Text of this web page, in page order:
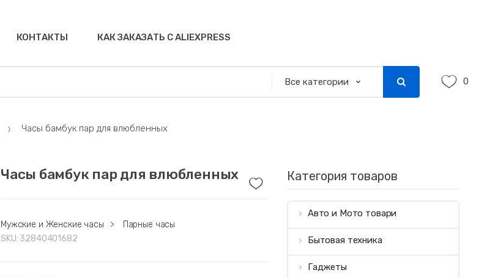
КОНТАКТЫ КАК ЗАКАЗАТЬ С ALIEXPRESS
0
Часы бамбук пар для влюбленных
Часы бамбук пар для влюбленных
Мужские и Женские часы >
Парные часы
SKU: 32840401682
Категория товаров
Авто и Мото товари
Бытовая техника
Гаджеты